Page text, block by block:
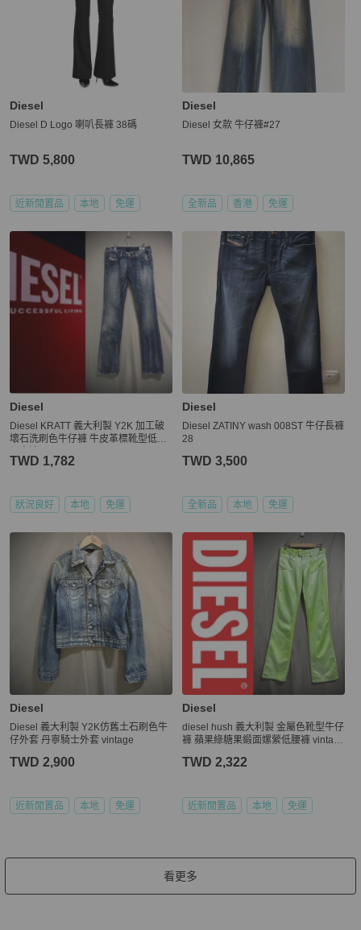
Diesel
Diesel D Logo 喇叭長褲 38碼
TWD 5,800
近新閒置品 本地 免運
Diesel
Diesel 女款 牛仔褲#27
TWD 10,865
全新品 香港 免運
Diesel
Diesel KRATT 義大利製 Y2K 加工破
壞石洗刷色牛仔褲 牛皮革標靴型低腰
TWD 1,782
狀況良好 本地 免運
Diesel
Diesel ZATINY wash 008ST 牛仔長褲
28
TWD 3,500
全新品 本地 免運
Diesel
Diesel 義大利製 Y2K仿舊土石刷色牛
仔外套 丹寧騎士外套 vintage
TWD 2,900
近新閒置品 本地 免運
Diesel
diesel hush 義大利製 金屬色靴型牛仔
褲 蘋果綠糖果緞面嫘縈低腰褲 vintag
TWD 2,322
近新閒置品 本地 免運
看更多